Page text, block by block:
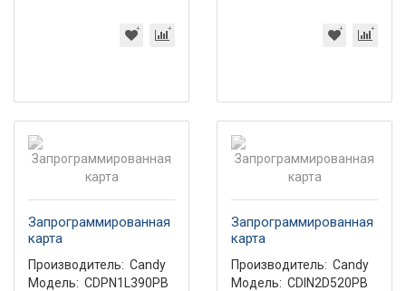
Запрограммированная
карта
Производитель: Candy
Модель: CDPN1L390PB
Запрограммированная
карта
Производитель: Candy
Модель: CDIN2D520PB